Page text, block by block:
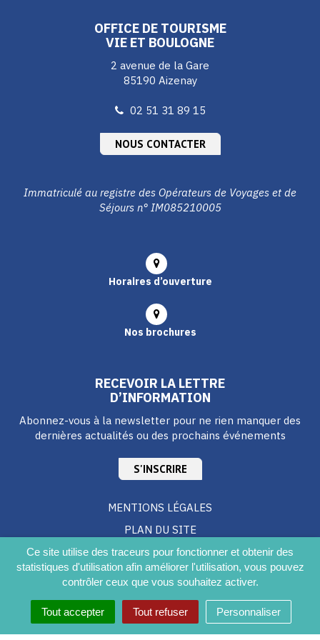
Ce site utilise des traceurs pour fonctionner et obtenir des
statistiques d'utilisation afin améliorer l'utilisation, vous pouvez
contrôler ceux que vous souhaitez activer.
Tout accepter Tout refuser Personnaliser
OFFICE DE TOURISME
VIE ET BOULOGNE
2 avenue de la Gare
85190 Aizenay
02 51 31 89 15
NOUS CONTACTER
Immatriculé au registre des Opérateurs de Voyages et de
Séjours n° IM085210005
Horaires d’ouverture
Nos brochures
RECEVOIR LA LETTRE
D’INFORMATION
Abonnez-vous à la newsletter pour ne rien manquer des
dernières actualités ou des prochains événements
S'INSCRIRE
MENTIONS LÉGALES
PLAN DU SITE
CRÉDITS
ACCESSIBILITÉ DU SITE